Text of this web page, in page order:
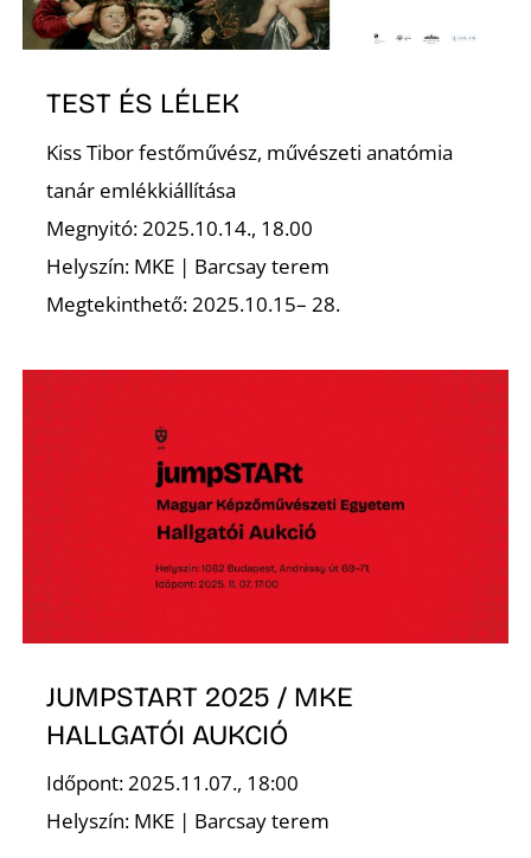
TEST ÉS LÉLEK
Kiss Tibor festőművész, művészeti anatómia
tanár emlékkiállítása
Megnyitó: 2025.10.14., 18.00
Helyszín: MKE | Barcsay terem
Megtekinthető: 2025.10.15– 28.
JUMPSTART 2025 / MKE
HALLGATÓI AUKCIÓ
Időpont: 2025.11.07., 18:00
Helyszín: MKE | Barcsay terem